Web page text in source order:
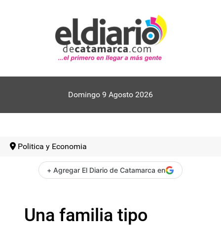
Domingo 9 Agosto 2026
Politica y Economia
+ Agregar El Diario de Catamarca en
Una familia tipo